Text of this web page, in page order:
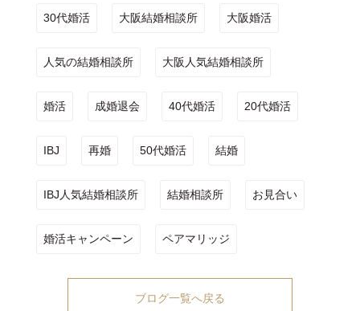
30代婚活 大阪結婚相談所 大阪婚活
人気の結婚相談所 大阪人気結婚相談所
婚活 成婚退会 40代婚活 20代婚活
IBJ 再婚 50代婚活 結婚
IBJ人気結婚相談所 結婚相談所 お見合い
婚活キャンペーン ペアマリッジ
ブログ一覧へ戻る